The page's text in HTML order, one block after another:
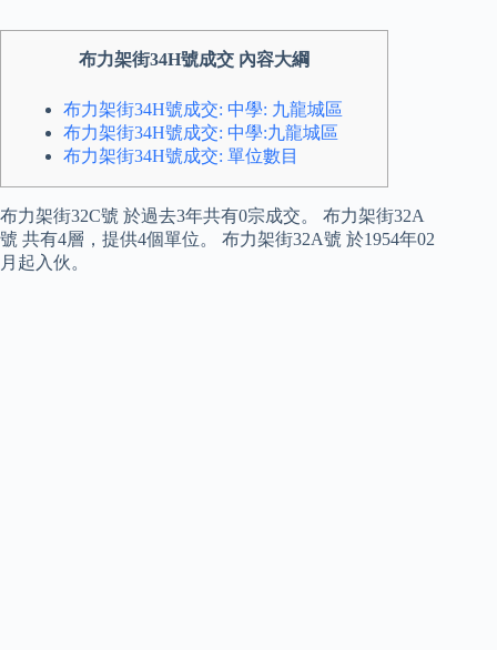
布力架街34H號成交 內容大綱
布力架街34H號成交: 中學: 九龍城區
布力架街34H號成交: 中學:九龍城區
布力架街34H號成交: 單位數目
布力架街32C號 於過去3年共有0宗成交。 布力架街32A
號 共有4層，提供4個單位。 布力架街32A號 於1954年02
月起入伙。